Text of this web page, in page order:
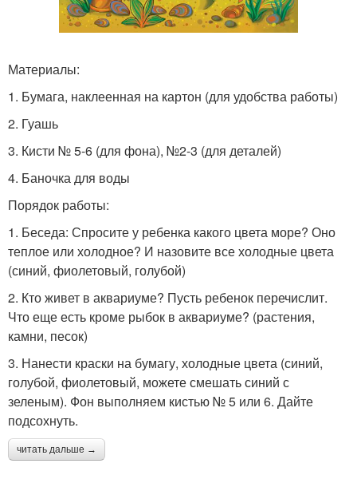
Материалы:
1. Бумага, наклеенная на картон (для удобства работы)
2. Гуашь
3. Кисти № 5-6 (для фона), №2-3 (для деталей)
4. Баночка для воды
Порядок работы:
1. Беседа: Спросите у ребенка какого цвета море? Оно
теплое или холодное? И назовите все холодные цвета
(синий, фиолетовый, голубой)
2. Кто живет в аквариуме? Пусть ребенок перечислит.
Что еще есть кроме рыбок в аквариуме? (растения,
камни, песок)
3. Нанести краски на бумагу, холодные цвета (синий,
голубой, фиолетовый, можете смешать синий с
зеленым). Фон выполняем кистью № 5 или 6. Дайте
подсохнуть.
читать дальше →